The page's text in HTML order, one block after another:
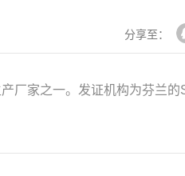
分享至：
厂家之一。发证机构为芬兰